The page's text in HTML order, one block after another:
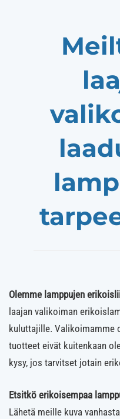
Olemme lamppujen
laajan valikoiman
kuluttajille. Valikoimamme
tuotteet eivät kuitenkaan
kysy, jos tarvitset jotain
Etsitkö erikoisempaa
Lähetä meille kuva